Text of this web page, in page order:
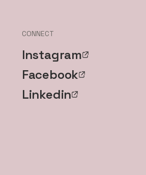
CONNECT
Instagram
Facebook
Linkedin